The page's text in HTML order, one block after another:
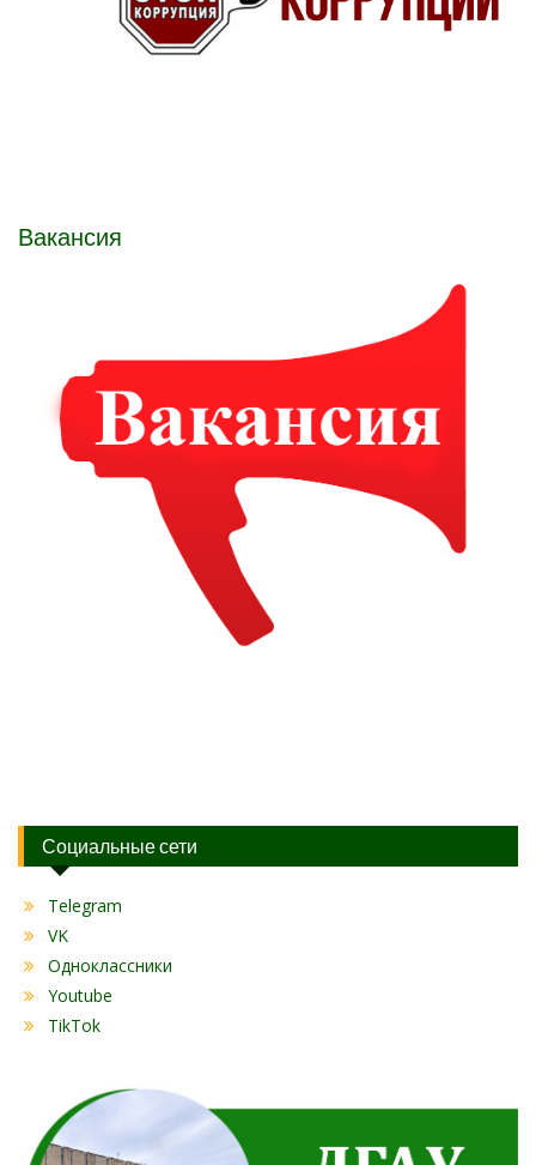
Вакансия
Социальные сети
Telegram
VK
Одноклассники
Youtube
TikTok